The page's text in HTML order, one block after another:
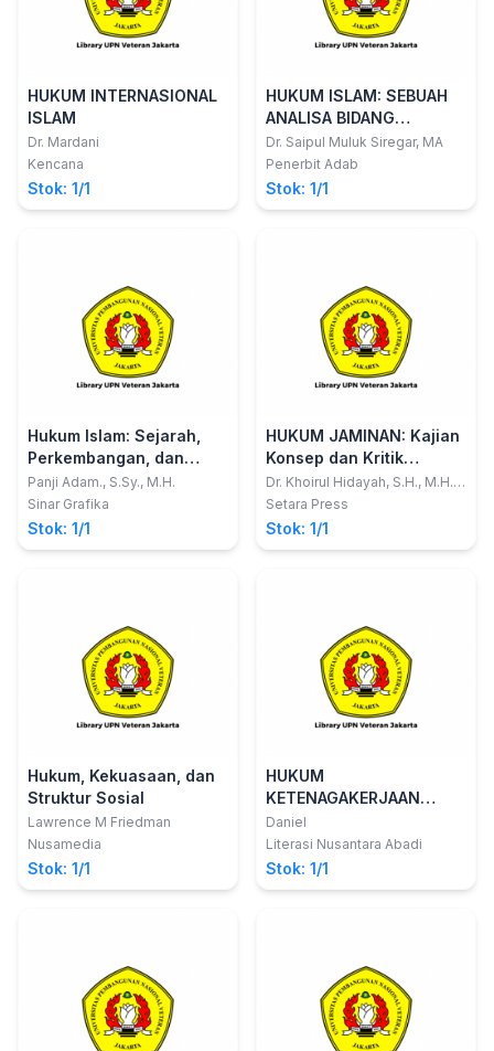
HUKUM INTERNASIONAL
ISLAM
Dr. Mardani
Kencana
Stok: 1/1
HUKUM ISLAM: SEBUAH
ANALISA BIDANG
PERKAWINAN DAN
WARISAN DI SUMATERA
UTARA
Dr. Saipul Muluk Siregar, MA
Penerbit Adab
Stok: 1/1
Hukum Islam: Sejarah,
Perkembangan, dan
Implementasinya di
Indonesia
Panji Adam., S.Sy., M.H.
Sinar Grafika
Stok: 1/1
HUKUM JAMINAN: Kajian
Konsep dan Kritik
Pengaturan Jaminan di
Indonesia
Dr. Khoirul Hidayah, S.H., M.H.;
Dwi Fidhayanti, S.H.I., M.H.
Setara Press
Stok: 1/1
Hukum, Kekuasaan, dan
Struktur Sosial
Lawrence M Friedman
Nusamedia
Stok: 1/1
HUKUM
KETENAGAKERJAAN
Kebijakan Perlindungan
Hukum Perspektif
Keadilan
Daniel
Literasi Nusantara Abadi
Stok: 1/1